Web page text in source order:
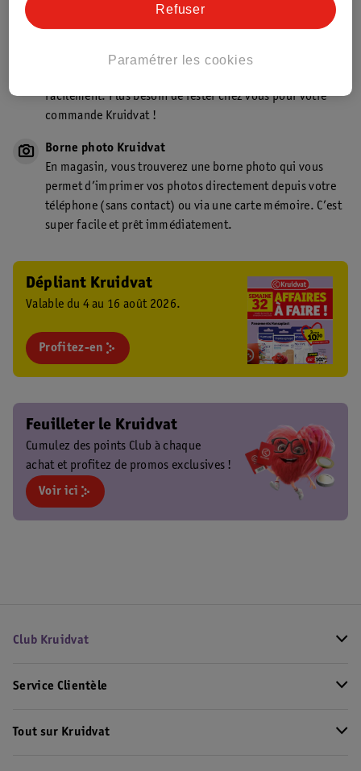
Aussi dans ce magasin
Point de retrait Kruidvat.be
facilement. Plus besoin de rester chez vous pour votre
commande Kruidvat !
Borne photo Kruidvat
En magasin, vous trouverez une borne photo qui vous
permet d’imprimer vos photos directement depuis votre
téléphone (sans contact) ou via une carte mémoire. C’est
super facile et prêt immédiatement.
Dépliant Kruidvat
Valable du 4 au 16 août 2026.
Profitez-en
Feuilleter le Kruidvat
Cumulez des points Club à chaque
achat et profitez de promos exclusives !
Voir ici
Club Kruidvat
Service Clientèle
Tout sur Kruidvat
Paramétrer les cookies
Refuser